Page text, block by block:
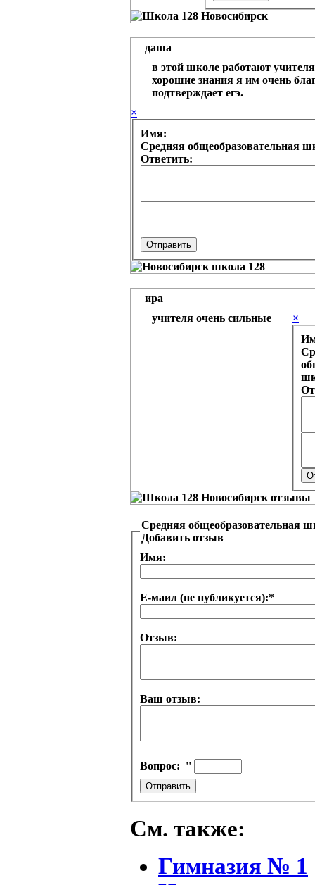
даша
в этой школе работают
хорошие знания я им очень
подтверждает егэ.
×
Имя:
Средняя общеобразовательная
Ответить:
ира
учителя очень сильные
×
Средняя общеобразовательная
Добавить отзыв
Имя:
Е-маил (не публикуется):*
Отзыв:
Ваш отзыв:
Вопрос: ''
См. также:
Гимназия № 1